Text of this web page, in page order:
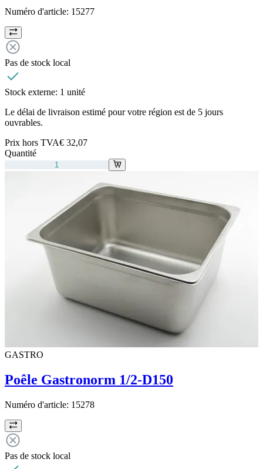
Numéro d'article: 15277
Pas de stock local
Stock externe: 1 unité
Le délai de livraison estimé pour votre région est de 5 jours
ouvrables.
Prix hors TVA€ 32,07
Quantité
GASTRO
Poêle Gastronorm 1/2-D150
Numéro d'article: 15278
Pas de stock local